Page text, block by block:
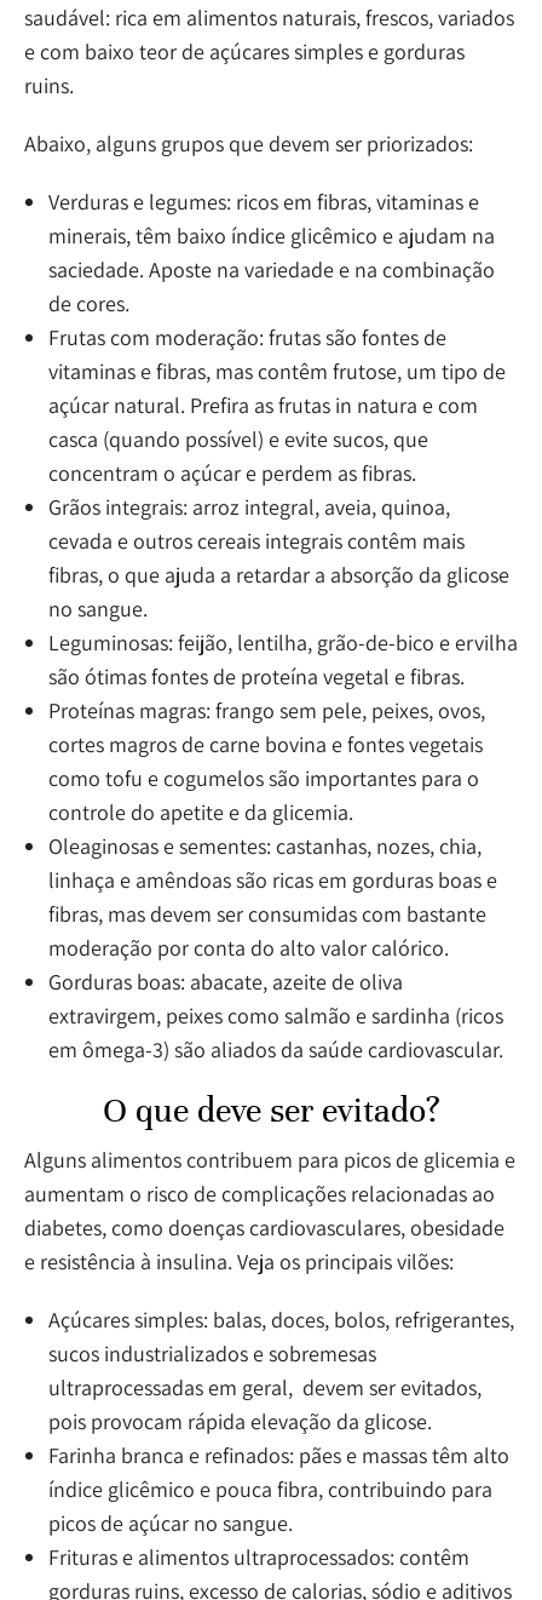
saudável: rica em alimentos naturais, frescos, variados
e com baixo teor de açúcares simples e gorduras
ruins.
Abaixo, alguns grupos que devem ser priorizados:
Verduras e legumes: ricos em fibras, vitaminas e
minerais, têm baixo índice glicêmico e ajudam na
saciedade. Aposte na variedade e na combinação
de cores.
Frutas com moderação: frutas são fontes de
vitaminas e fibras, mas contêm frutose, um tipo de
açúcar natural. Prefira as frutas in natura e com
casca (quando possível) e evite sucos, que
concentram o açúcar e perdem as fibras.
Grãos integrais: arroz integral, aveia, quinoa,
cevada e outros cereais integrais contêm mais
fibras, o que ajuda a retardar a absorção da glicose
no sangue.
Leguminosas: feijão, lentilha, grão-de-bico e ervilha
são ótimas fontes de proteína vegetal e fibras.
Proteínas magras: frango sem pele, peixes, ovos,
cortes magros de carne bovina e fontes vegetais
como tofu e cogumelos são importantes para o
controle do apetite e da glicemia.
Oleaginosas e sementes: castanhas, nozes, chia,
linhaça e amêndoas são ricas em gorduras boas e
fibras, mas devem ser consumidas com bastante
moderação por conta do alto valor calórico.
Gorduras boas: abacate, azeite de oliva
extravirgem, peixes como salmão e sardinha (ricos
em ômega-3) são aliados da saúde cardiovascular.
O que deve ser evitado?
Alguns alimentos contribuem para picos de glicemia e
aumentam o risco de complicações relacionadas ao
diabetes, como doenças cardiovasculares, obesidade
e resistência à insulina. Veja os principais vilões:
Açúcares simples: balas, doces, bolos, refrigerantes,
sucos industrializados e sobremesas
ultraprocessadas em geral, devem ser evitados,
pois provocam rápida elevação da glicose.
Farinha branca e refinados: pães e massas têm alto
índice glicêmico e pouca fibra, contribuindo para
picos de açúcar no sangue.
Frituras e alimentos ultraprocessados: contêm
gorduras ruins, excesso de calorias, sódio e aditivos